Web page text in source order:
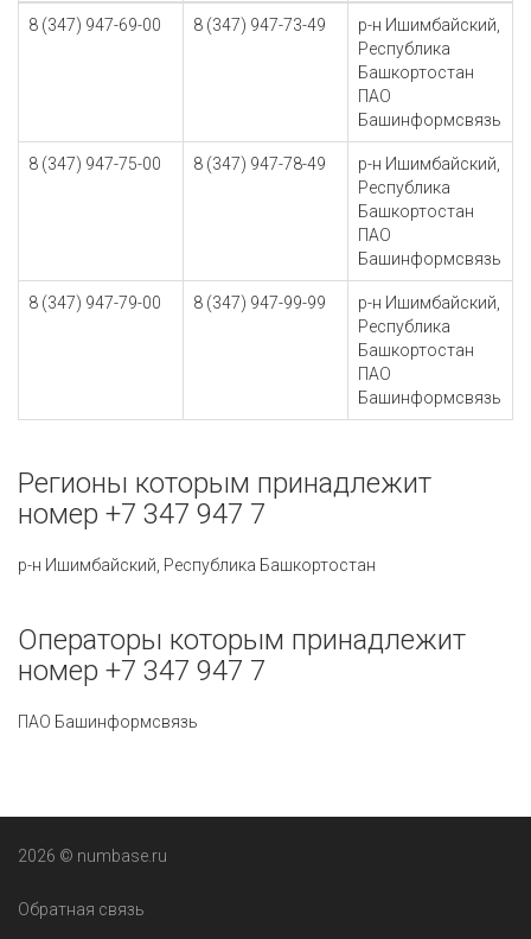
8 (347) 947-69-00 8 (347) 947-73-49
р-н Ишимбайский,
Республика
Башкортостан
ПАО
Башинформсвязь
8 (347) 947-75-00 8 (347) 947-78-49
р-н Ишимбайский,
Республика
Башкортостан
ПАО
Башинформсвязь
8 (347) 947-79-00 8 (347) 947-99-99
р-н Ишимбайский,
Республика
Башкортостан
ПАО
Башинформсвязь
Регионы которым принадлежит
номер +7 347 947 7
р-н Ишимбайский, Республика Башкортостан
Операторы которым принадлежит
номер +7 347 947 7
ПАО Башинформсвязь
2026 © numbase.ru
Обратная связь